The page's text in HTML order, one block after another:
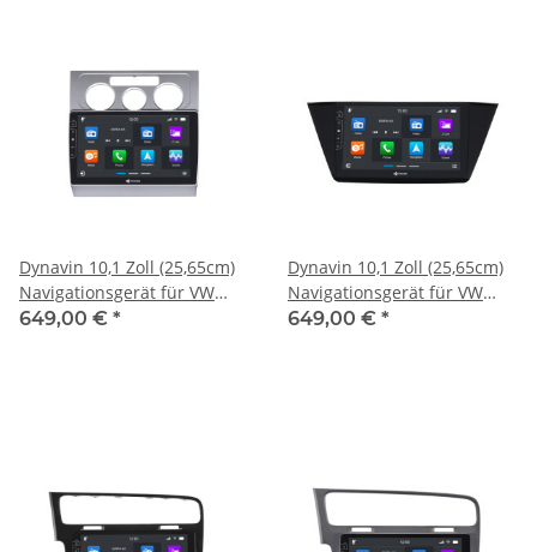
Dynavin 10,1 Zoll (25,65cm)
Navigationsgerät für VW
Touran 2006-2011
649,00 € *
Dynavin 10,1 Zoll (25,65cm)
Navigationsgerät für VW
Touran ab 2015
649,00 € *